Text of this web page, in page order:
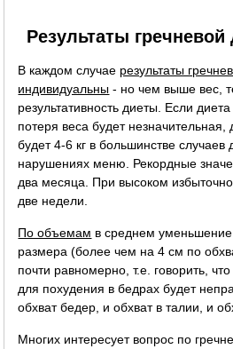
Результаты гречневой
В каждом случае результаты
индивидуальны - но чем выше вес,
результативность диеты. Если
потеря веса будет незначительная,
будет 4-6 кг в большинстве
нарушениях меню. Рекордные
два месяца. При высоком
две недели.
По объемам в среднем
размера (более чем на 4 см по
почти равномерно, т.е. говорить,
для похудения в бедрах будет
обхват бедер, и обхват в талии, и
Многих интересует вопрос по